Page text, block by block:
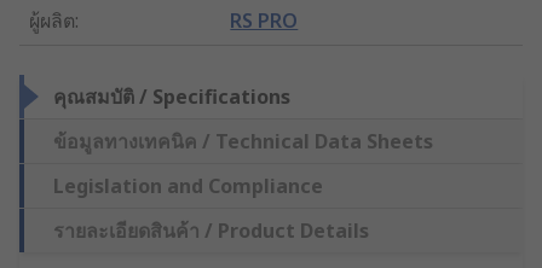
ผู้ผลิต: RS PRO
คุณสมบัติ / Specifications
ข้อมูลทางเทคนิค / Technical Data Sheets
Legislation and Compliance
รายละเอียดสินค้า / Product Details